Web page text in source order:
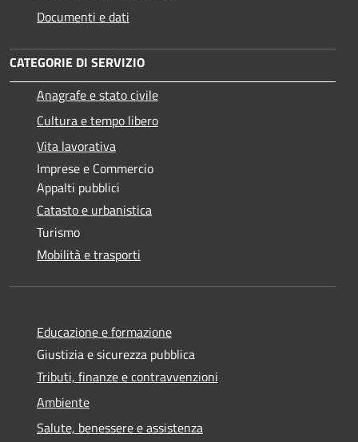
Documenti e dati
CATEGORIE DI SERVIZIO
Anagrafe e stato civile
Cultura e tempo libero
Vita lavorativa
Imprese e Commercio
Appalti pubblici
Catasto e urbanistica
Turismo
Mobilità e trasporti
Educazione e formazione
Giustizia e sicurezza pubblica
Tributi, finanze e contravvenzioni
Ambiente
Salute, benessere e assistenza